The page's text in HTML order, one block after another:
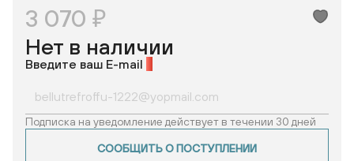
3 070 ₽
Нет в наличии
Введите ваш E-mail
Подписка на уведомление действует в течении 30 дней
СООБЩИТЬ О ПОСТУПЛЕНИИ